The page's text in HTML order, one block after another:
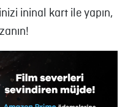
ininal kart ile yapın,